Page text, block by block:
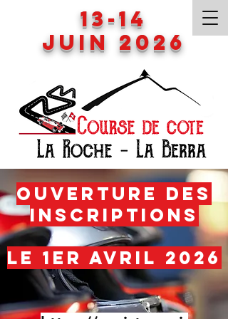
13-14
Juin 2026
Ouverture des
inscriptions
le 1er avril 2026